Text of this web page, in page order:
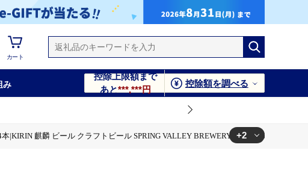
カート
み
控除上限額まで
あと***,***円
控除額を調べる
麒麟 ビール クラフトビール SPRING VALLEY BREWERY 茨城県 取手市（
+2